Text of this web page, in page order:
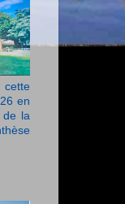
cette
en
de la